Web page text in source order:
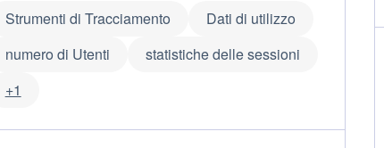
Strumenti di Tracciamento
Dati di utilizzo
numero di Utenti
statistiche delle sessioni
+1